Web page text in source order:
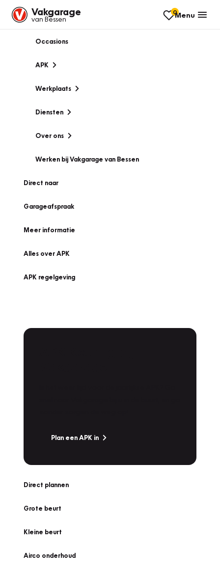
Vakgarage
van Bessen
0Menu
Occasions
APK
Werkplaats
Diensten
Over ons
Werken bij Vakgarage van Bessen
Direct naar
Garageafspraak
Meer informatie
Alles over APK
APK regelgeving
Plan een APK in
Direct plannen
Grote beurt
Kleine beurt
Airco onderhoud